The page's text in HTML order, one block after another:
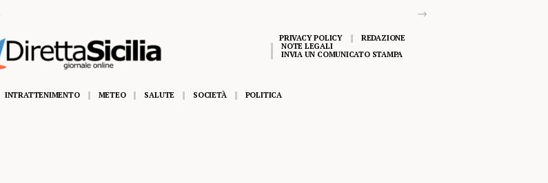
PRIVACY POLICY
REDAZIONE
NOTE LEGALI
INVIA UN COMUNICATO STAMPA
INTRATTENIMENTO METEO SALUTE SOCIETÀ POLITICA